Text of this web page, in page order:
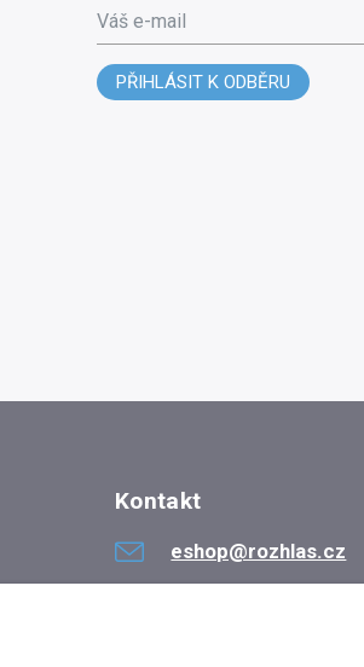
Váš e-mail
PŘIHLÁSIT K ODBĚRU
Kontakt
eshop@rozhlas.cz